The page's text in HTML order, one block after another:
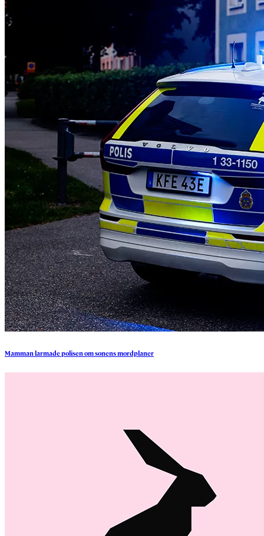
Mammanlarmadepolisenomsonensmordplaner